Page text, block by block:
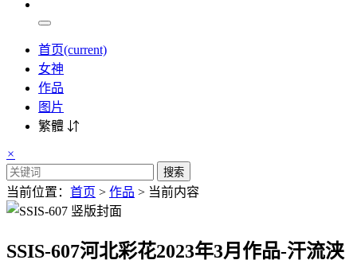
首页(current)
女神
作品
图片
繁體 ⇵
×
搜索
当前位置： 首页 > 作品 > 当前内容
SSIS-607河北彩花2023年3月作品-汗流浃